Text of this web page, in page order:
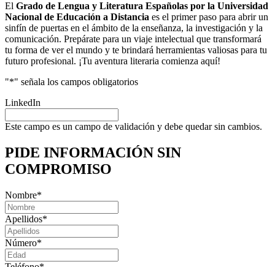
El Grado de Lengua y Literatura Españolas por la Universidad
Nacional de Educación a Distancia es el primer paso para abrir un
sinfín de puertas en el ámbito de la enseñanza, la investigación y la
comunicación. Prepárate para un viaje intelectual que transformará
tu forma de ver el mundo y te brindará herramientas valiosas para tu
futuro profesional. ¡Tu aventura literaria comienza aquí!
"*" señala los campos obligatorios
LinkedIn
Este campo es un campo de validación y debe quedar sin cambios.
PIDE INFORMACIÓN SIN
COMPROMISO
Nombre*
Apellidos*
Número*